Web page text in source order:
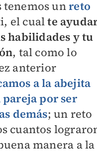
tenemos unreto
el cualte
habilidades y tu
, tal como lo
anterior
a la abejita
por ser
demás; un reto
cuantos
manera a la